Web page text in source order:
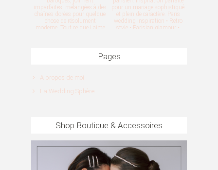
Pages
A propos de moi
La Wedding Sphère
Shop Boutique & Accessoires